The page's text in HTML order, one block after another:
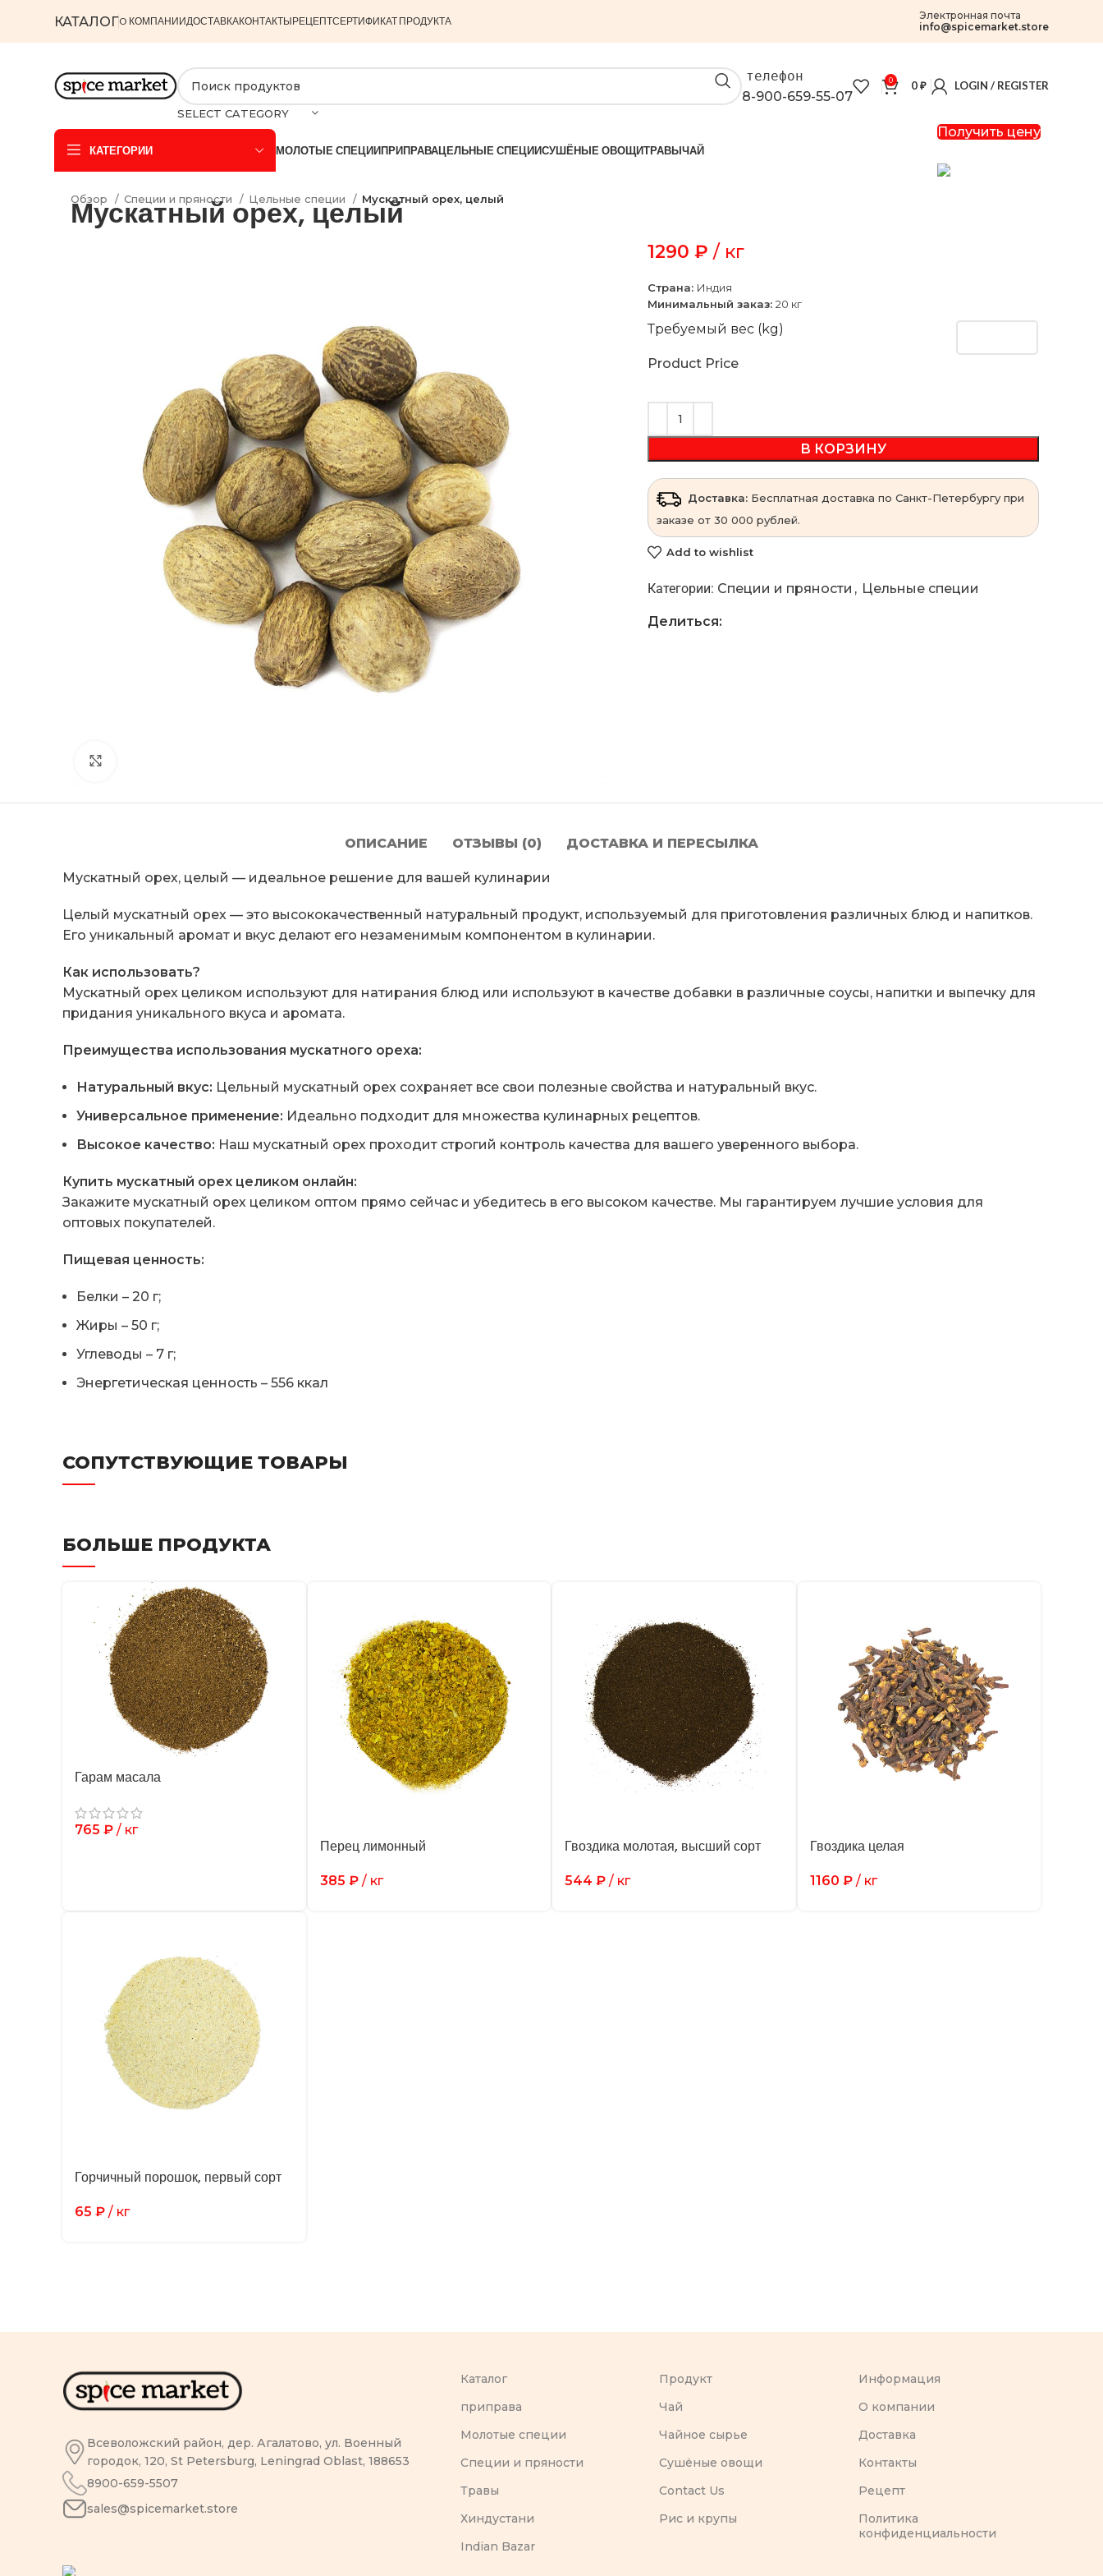
КАТАЛОГO КОМПАНИИДОСТАВКАКОНТАКТЫРЕЦЕПТСЕРТИФИКАТ ПРОДУКТА
Электронная почта
info@spicemarket.store
SELECT CATEGORY
телефон
8-900-659-55-07
0 0₽ LOGIN / REGISTER
КАТЕГОРИИ МОЛОТЫЕ СПЕЦИИПРИПРАВАЦЕЛЬНЫЕ СПЕЦИИСУШЁНЫЕ ОВОЩИТРАВЫЧАЙ
Получить цену
Обзор Специи и пряности Цельные специи Мускатный орех, целый
Мускатный орех, целый
1290 ₽ / кг
Страна: Индия
Минимальный заказ: 20 кг
Требуемый вес (kg)
Product Price
В КОРЗИНУ
Доставка:Бесплатная доставка по Санкт-Петербургу при
заказе от 30 000 рублей.
Add to wishlist
Категории: Специи и пряности , Цельные специи
Делиться:
ОПИСАНИЕ ОТЗЫВЫ (0) ДОСТАВКА И ПЕРЕСЫЛКА
Мускатный орех, целый — идеальное решение для вашей кулинарии
Целый мускатный орех — это высококачественный натуральный продукт, используемый для приготовления различных блюд и напитков.
Его уникальный аромат и вкус делают его незаменимым компонентом в кулинарии.
Как использовать?
Мускатный орех целиком используют для натирания блюд или используют в качестве добавки в различные соусы, напитки и выпечку для
придания уникального вкуса и аромата.
Преимущества использования мускатного ореха:
Натуральный вкус: Цельный мускатный орех сохраняет все свои полезные свойства и натуральный вкус.
Универсальное применение: Идеально подходит для множества кулинарных рецептов.
Высокое качество: Наш мускатный орех проходит строгий контроль качества для вашего уверенного выбора.
Купить мускатный орех целиком онлайн:
Закажите мускатный орех целиком оптом прямо сейчас и убедитесь в его высоком качестве. Мы гарантируем лучшие условия для
оптовых покупателей.
Пищевая ценность:
Белки – 20 г;
Жиры – 50 г;
Углеводы – 7 г;
Энергетическая ценность – 556 ккал
СОПУТСТВУЮЩИЕ ТОВАРЫ
БОЛЬШЕ ПРОДУКТА
Гарам масала
765 ₽ / кг
Перец лимонный
385 ₽/ кг
Гвоздика молотая, высший сорт
544 ₽ / кг
Гвоздика целая
1160 ₽/ кг
Горчичный порошок, первый сорт
65 ₽ / кг
Всеволожский район, дер. Агалатово, ул. Военный
городок, 120, St Petersburg, Leningrad Oblast, 188653
8900-659-5507
sales@spicemarket.store
Каталог
приправа
Молотые специи
Специи и пряности
Травы
Хиндустани
Indian Bazar
Продукт
Чай
Чайное сырье
Сушёные овощи
Contact Us
Рис и крупы
Информация
O компании
Доставка
Контакты
Рецепт
Политика
конфиденциальности